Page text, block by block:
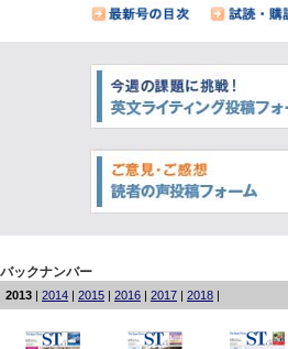
バックナンバー
2013 | 2014 | 2015 | 2016 | 2017 | 2018 |